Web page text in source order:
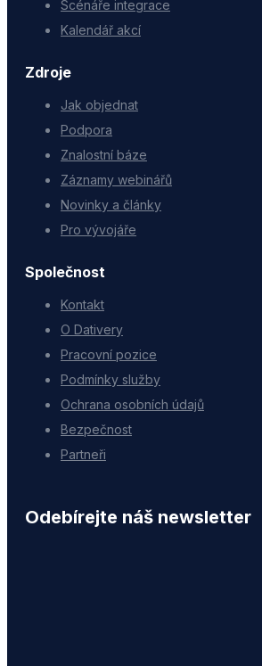
Scénáře integrace
Kalendář akcí
Zdroje
Jak objednat
Podpora
Znalostní báze
Záznamy webinářů
Novinky a články
Pro vývojáře
Společnost
Kontakt
O Dativery
Pracovní pozice
Podmínky služby
Ochrana osobních údajů
Bezpečnost
Partneři
Odebírejte náš newsletter